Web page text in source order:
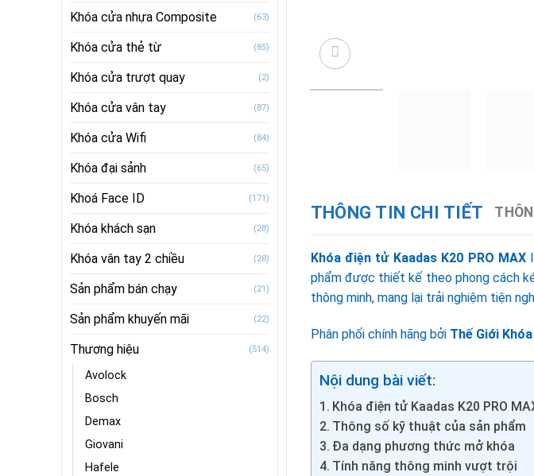
Khóa cửa nhựa Composite (63)
Khóa cửa thẻ từ (85)
Khóa cửa trượt quay (2)
Khóa cửa vân tay (87)
Khóa cửa Wifi (84)
Khóa đại sảnh (65)
Khoá Face ID (171)
Khóa khách sạn (28)
Khóa vân tay 2 chiều (28)
Sản phẩm bán chạy (21)
Sản phẩm khuyến mãi (22)
Thương hiệu (514)
Avolock
Bosch
Demax
Giovani
Hafele
THÔNG TIN CHI TIẾT
Khóa điện tử Kaadas K20 PRO MAX
phẩm được thiết kế theo phong cách
thông minh, mang lại trải nghiệm tiện
Phân phối chính hãng bởi Thế Giới
Nội dung bài viết:
Khóa điện tử Kaadas K20 PRO
Thông số kỹ thuật của sản phẩm
Đa dạng phương thức mở khóa
Tính năng thông minh vượt trội